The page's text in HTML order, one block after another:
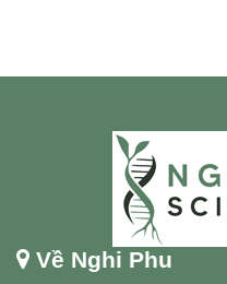
Về Nghi Phu